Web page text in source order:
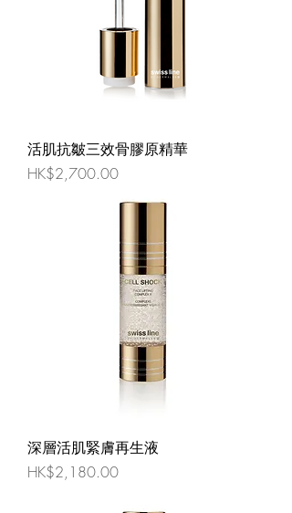
活肌抗皺三效骨膠原精華
價格
HK$2,700.00
深層活肌緊膚再生液
價格
HK$2,180.00